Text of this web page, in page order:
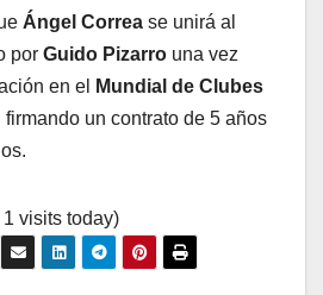
Ángel Correa se unirá al
por Guido Pizarro una vez
en el
Mundial de Clubes
un contrato de 5 años
visits today)